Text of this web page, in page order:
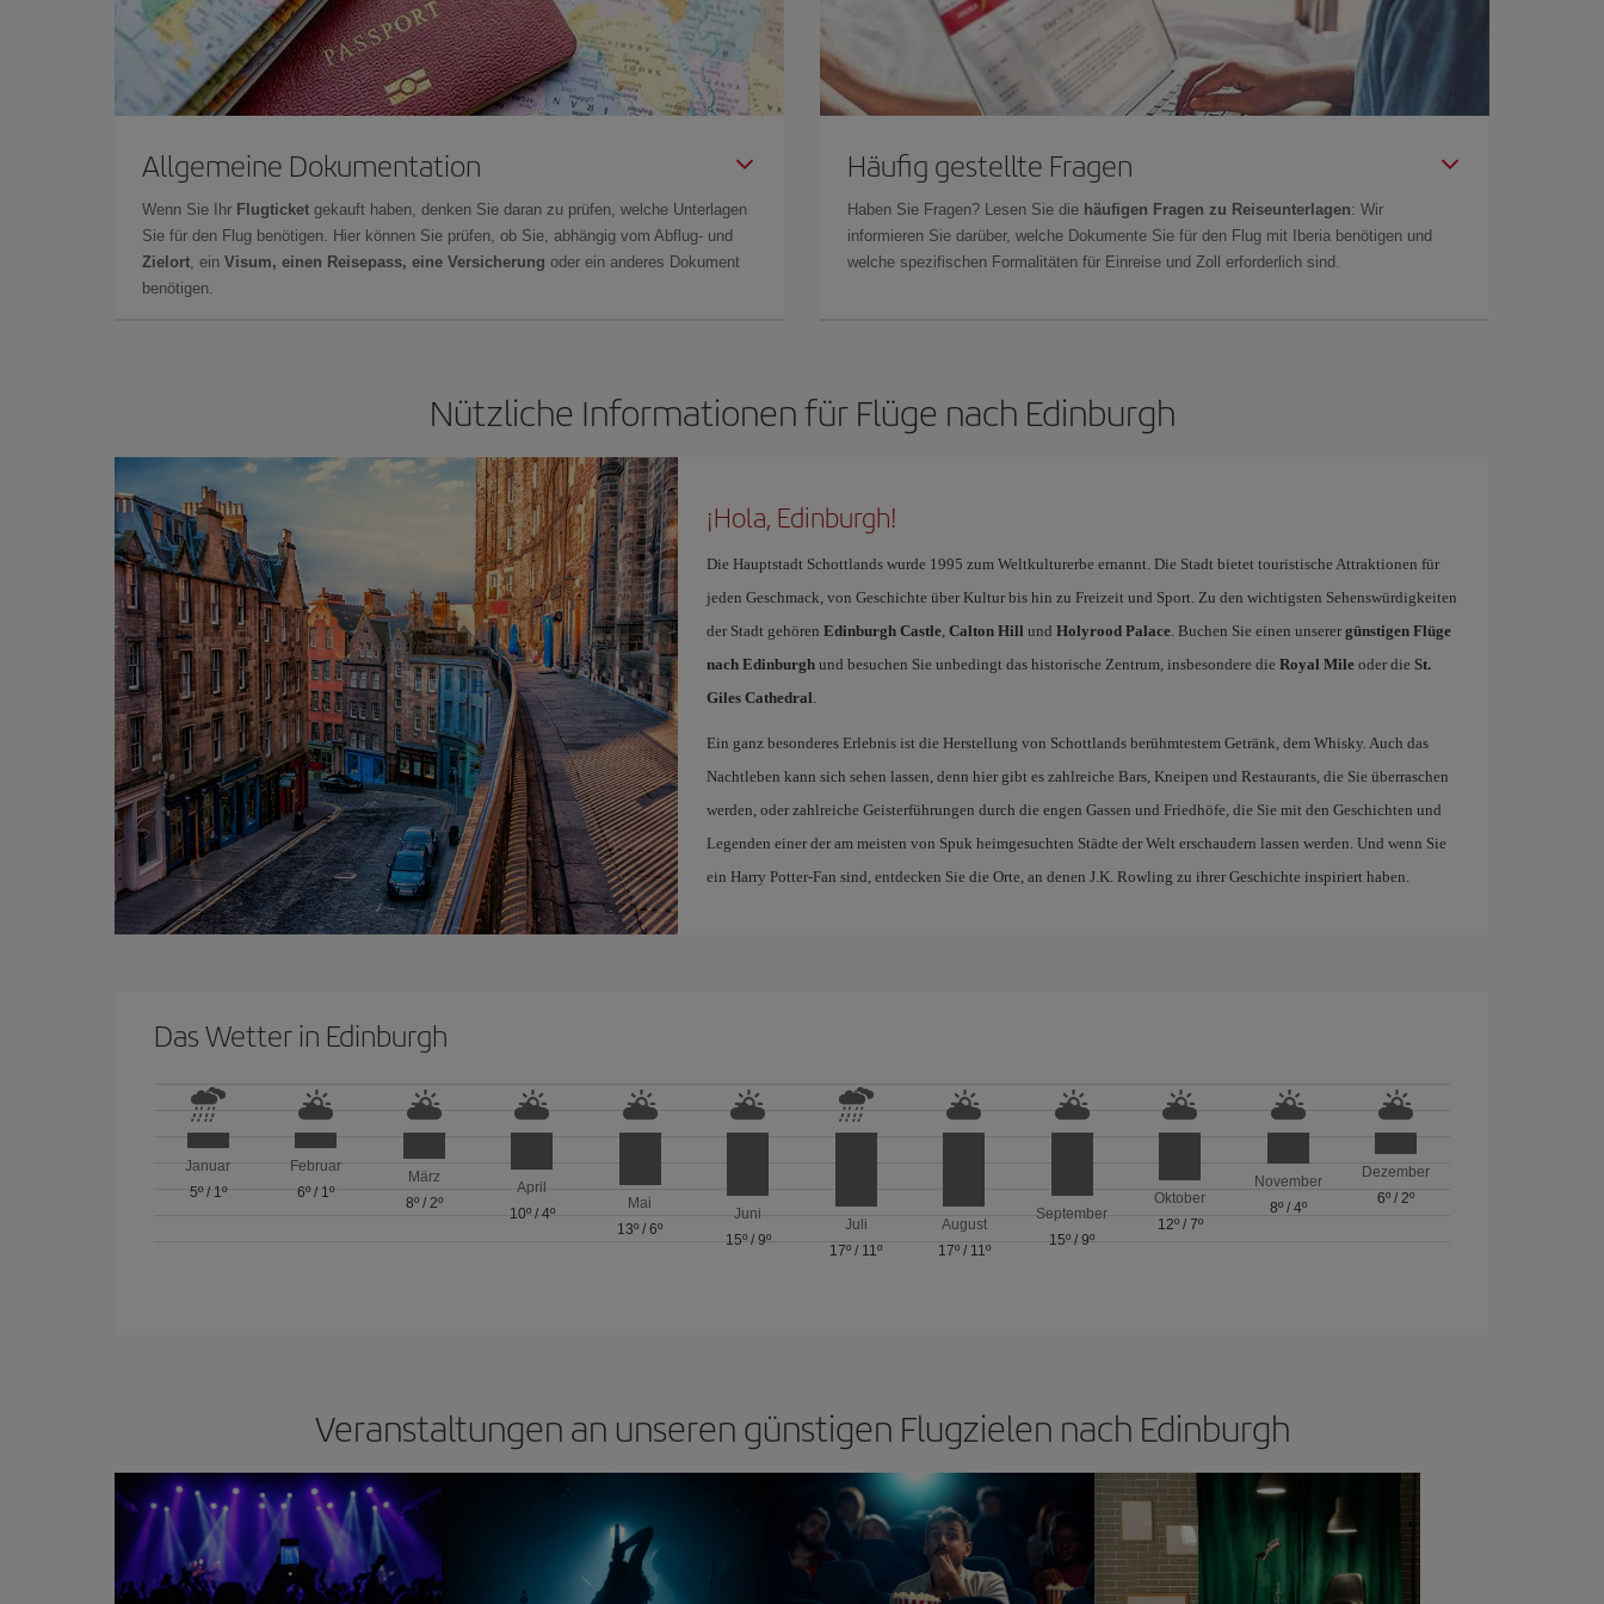
Allgemeine Dokumentation
Wenn Sie Ihr Flugticket gekauft haben, denken Sie daran zu prüfen, welche Unterlagen
Sie für den Flug benötigen. Hier können Sie prüfen, ob Sie, abhängig vom Abflug- und
Zielort, ein Visum, einen Reisepass, eine Versicherung oder ein anderes Dokument
benötigen.
Häufig gestellte Fragen
Haben Sie Fragen? Lesen Sie die häufigen Fragen zu Reiseunterlagen: Wir
informieren Sie darüber, welche Dokumente Sie für den Flug mit Iberia benötigen und
welche spezifischen Formalitäten für Einreise und Zoll erforderlich sind.
Nützliche Informationen für Flüge nach Edinburgh
¡Hola, Edinburgh!
Die Hauptstadt Schottlands wurde 1995 zum Weltkulturerbe ernannt. Die Stadt bietet touristische Attraktionen für
jeden Geschmack, von Geschichte über Kultur bis hin zu Freizeit und Sport. Zu den wichtigsten Sehenswürdigkeiten
der Stadt gehören Edinburgh Castle, Calton Hill und Holyrood Palace. Buchen Sie einen unserer günstigen Flüge
nach Edinburghund besuchen Sie unbedingt das historische Zentrum, insbesondere die Royal Mileoder die St.
Giles Cathedral.
Ein ganz besonderes Erlebnis ist die Herstellung von Schottlands berühmtestem Getränk, dem Whisky. Auch das
Nachtleben kann sich sehen lassen, denn hier gibt es zahlreiche Bars, Kneipen und Restaurants, die Sie überraschen
werden, oder zahlreiche Geisterführungen durch die engen Gassen und Friedhöfe, die Sie mit den Geschichten und
Legenden einer der am meisten von Spuk heimgesuchten Städte der Welt erschaudern lassen werden. Und wenn Sie
ein Harry Potter-Fan sind, entdecken Sie die Orte, an denen J.K. Rowling zu ihrer Geschichte inspiriert haben.
Das Wetter in Edinburgh
Januar
5º/ 1º
Februar
6º/ 1º
März
8º/ 2º
April
10º/ 4º
Mai
13º /6º
Juni
15º/ 9º
Juli
17º / 11º
August
17º/ 11º
September
15º /9º
Oktober
12º/ 7º
November
8º/ 4º
Dezember
6º / 2º
Veranstaltungen an unseren günstigen Flugzielen nach Edinburgh